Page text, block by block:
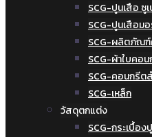
SCG-ปูนเสือ ซู
SCG-ปูนเสือม
SCG-ผลิตภัณฑ์
SCG-ผ้าใบคอ
SCG-คอนกรีต
SCG-เหล็ก
วัสดุตกแต่ง
SCG-กระเบื้อ